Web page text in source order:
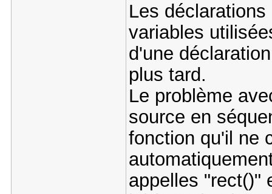
Les
variables
d'une
plus tard.
Le problème
source en
fonction qu'il ne
appelles "rect()"